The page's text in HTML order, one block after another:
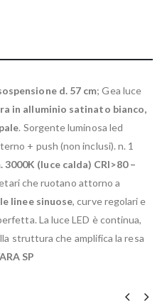
d. 57 cm; Gea luce
in alluminio satinato bianco,
. Sorgente luminosa led
+ push (non inclusi). n. 1
(luce calda) CRI>80 –
che ruotano attorno a
linee sinuose, curve regolari e
La luce LED è continua,
struttura che amplifica la resa
SP